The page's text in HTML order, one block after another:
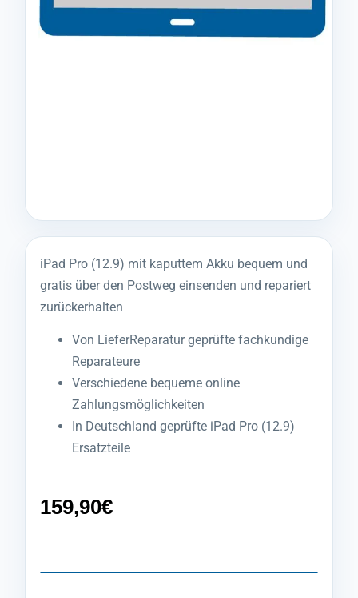
iPad Pro (12.9) mit kaputtem Akku bequem und
gratis über den Postweg einsenden und repariert
zurückerhalten
Von LieferReparatur geprüfte fachkundige
Reparateure
Verschiedene bequeme online
Zahlungsmöglichkeiten
In Deutschland geprüfte iPad Pro (12.9)
Ersatzteile
159,90€